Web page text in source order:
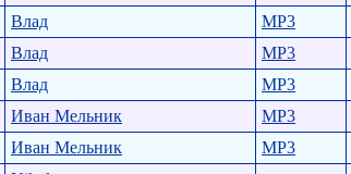
Влад MP3
Влад MP3
Влад MP3
Иван Мельник MP3
Иван Мельник MP3